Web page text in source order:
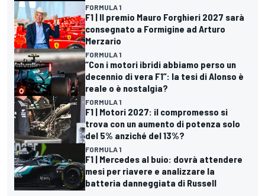
FORMULA 1
F1 | Il premio Mauro Forghieri 2027 sarà
consegnato a Formigine ad Arturo
Merzario
FORMULA 1
“Con i motori ibridi abbiamo perso un
decennio di vera F1”: la tesi di Alonso è
reale o è nostalgia?
FORMULA 1
F1 | Motori 2027: il compromesso si
trova con un aumento di potenza solo
del 5% anziché del 13%?
FORMULA 1
F1 | Mercedes al buio: dovrà attendere
mesi per riavere e analizzare la
batteria danneggiata di Russell